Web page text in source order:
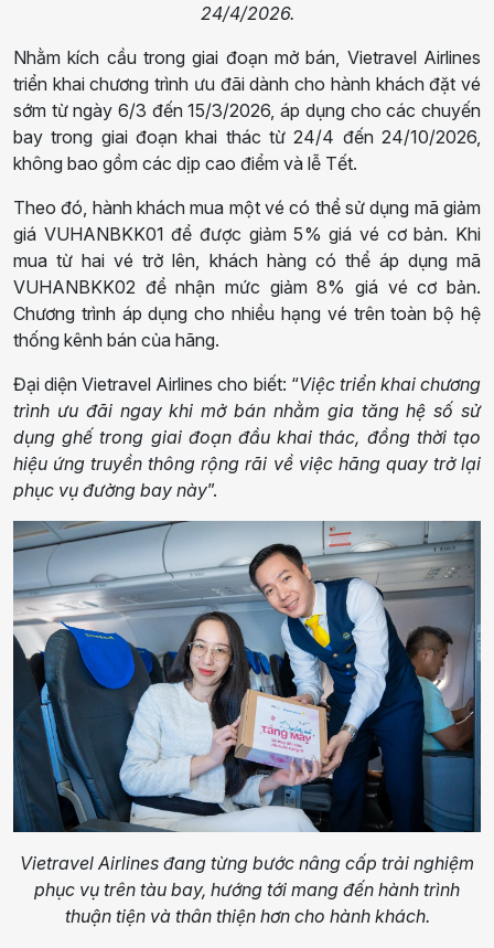
24/4/2026.
Nhằm kích cầu trong giai đoạn mở bán, Vietravel Airlines
triển khai chương trình ưu đãi dành cho hành khách đặt vé
sớm từ ngày 6/3 đến 15/3/2026, áp dụng cho các chuyến
bay trong giai đoạn khai thác từ 24/4 đến 24/10/2026,
không bao gồm các dịp cao điểm và lễ Tết.
Theo đó, hành khách mua một vé có thể sử dụng mã giảm
giá VUHANBKK01 để được giảm 5% giá vé cơ bản. Khi
mua từ hai vé trở lên, khách hàng có thể áp dụng mã
VUHANBKK02 để nhận mức giảm 8% giá vé cơ bản.
Chương trình áp dụng cho nhiều hạng vé trên toàn bộ hệ
thống kênh bán của hãng.
Đại diện Vietravel Airlines cho biết: “Việc triển khai chương
trình ưu đãi ngay khi mở bán nhằm gia tăng hệ số sử
dụng ghế trong giai đoạn đầu khai thác, đồng thời tạo
hiệu ứng truyền thông rộng rãi về việc hãng quay trở lại
phục vụ đường bay này”.
Vietravel Airlines đang từng bước nâng cấp trải nghiệm
phục vụ trên tàu bay, hướng tới mang đến hành trình
thuận tiện và thân thiện hơn cho hành khách.